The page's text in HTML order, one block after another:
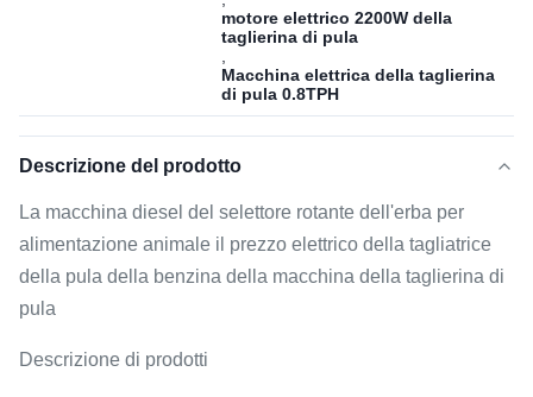
motore elettrico 2200W della
taglierina di pula
Macchina elettrica della taglierina
di pula 0.8TPH
Descrizione del prodotto
La macchina diesel del selettore rotante dell'erba per
alimentazione animale il prezzo elettrico della tagliatrice
della pula della benzina della macchina della taglierina di
pula
Descrizione di prodotti